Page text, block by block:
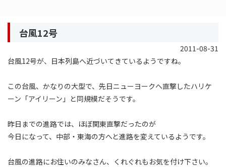
台風12号
2011-08-31
台風12号が、日本列島へ近づいてきているようですね。
この台風、かなりの大型で、先日ニューヨークへ直撃したハリケ
ーン「アイリーン」と同規模だそうです。
昨日までの進路では、ほぼ関東直撃だったのが
今日になって、中部・東海の方へと進路を変えているようです。
台風の進路にお住いのみなさん、くれぐれもお気を付け下さい。